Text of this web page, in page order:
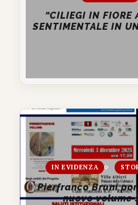
“CILIEGI IN FIORE
SENTIMENTALE IN
IN EVIDENZA
Pierfranco Bruni
nuovo volume